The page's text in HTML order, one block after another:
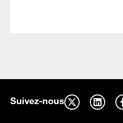
Suivez-nous